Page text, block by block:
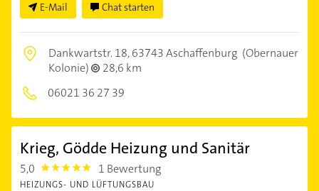
E-Mail Chat starten
Dankwartstr. 18,63743 Aschaffenburg (Obernauer
Kolonie)
28,6 km
06021 36 27 39
Krieg, Gödde Heizung und Sanitär
5,0 5.0 1 Bewertung
HEIZUNGS- UND LÜFTUNGSBAU